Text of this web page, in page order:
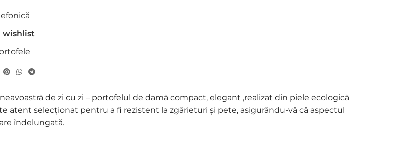
wishlist
de zi cu zi – portofelul de damă compact, elegant ,realizat din piele ecologică
selecționat pentru a fi rezistent la zgârieturi și pete, asigurându-vă că aspectul
îndelungată.